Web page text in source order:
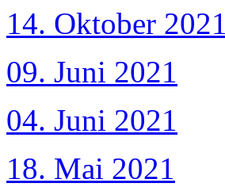
14. Oktober 2021
09. Juni 2021
04. Juni 2021
18. Mai 2021